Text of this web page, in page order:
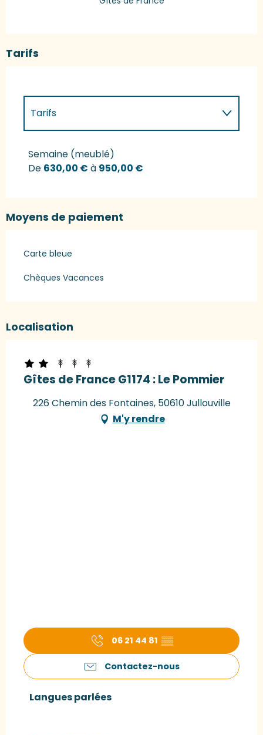
Tarifs
Tarifs
Tarifs 2027
Semaine (meublé)
De 630,00 € à 950,00 €
Moyens de paiement
Carte bleue
Chèques Vacances
Localisation
Gîtes de France G1174 : Le Pommier
226 Chemin des Fontaines, 50610 Jullouville
M'y rendre
06 21 44 81 ▒▒
Contactez-nous
Langues parlées
Langues parlées